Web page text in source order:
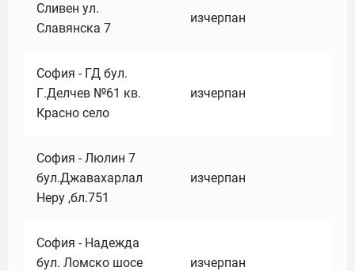
Сливен ул.
Славянска 7
изчерпан
София - ГД бул.
Г.Делчев №61 кв.
Красно село
изчерпан
София - Люлин 7
бул.Джавахарлал
Неру ,бл.751
изчерпан
София - Надежда
бул. Ломско шосе
изчерпан